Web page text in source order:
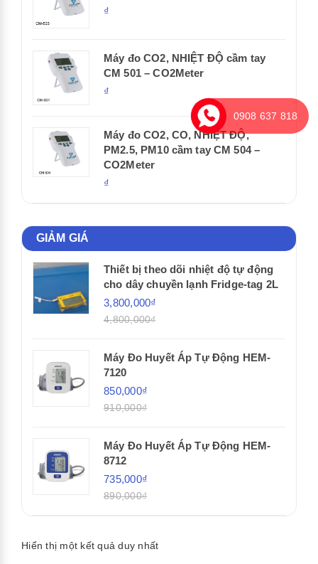
₫
Máy đo CO2, NHIỆT ĐỘ cầm tay
CM 501 – CO2Meter
₫
Máy đo CO2, CO, NHIỆT ĐỘ,
PM2.5, PM10 cầm tay CM 504 –
CO2Meter
₫
GIẢM GIÁ
Thiết bị theo dõi nhiệt độ tự động
cho dây chuyền lạnh Fridge-tag 2L
3,800,000₫
4,800,000₫
Máy Đo Huyết Áp Tự Động HEM-
7120
850,000₫
910,000₫
Máy Đo Huyết Áp Tự Động HEM-
8712
735,000₫
890,000₫
Hiển thị một kết quả duy nhất
0908 637 818